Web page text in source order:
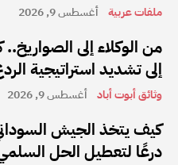
ملفات عربية أغسطس 9, 2026
من الوكلاء إلى
إلى تشديد استراتيجية
وثائق أبوت أباد أغسطس 9, 2026
كيف يتخذ الجيش
درعًا لتعطيل الحل